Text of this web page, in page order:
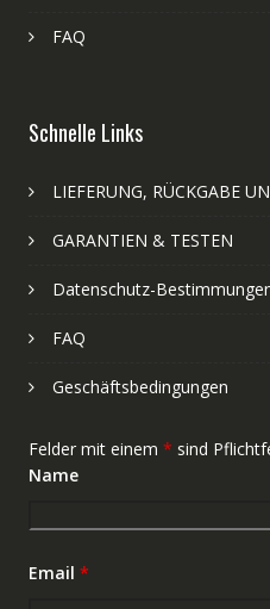
FAQ
Schnelle Links
LIEFERUNG, RÜCKGABE
GARANTIEN & TESTEN
Datenschutz-
FAQ
Geschäftsbedingungen
Felder mit einem * sind
Name
Email *